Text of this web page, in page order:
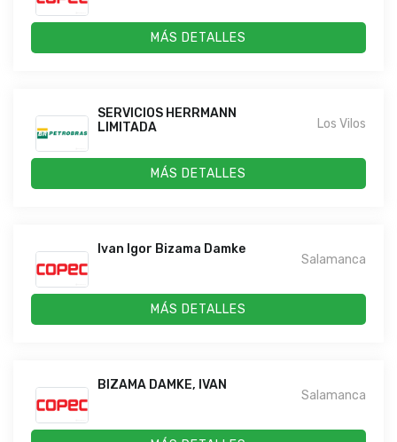
MÁS DETALLES
SERVICIOS HERRMANN
LIMITADA
Los Vilos
MÁS DETALLES
Ivan Igor Bizama Damke
Salamanca
MÁS DETALLES
BIZAMA DAMKE, IVAN
Salamanca